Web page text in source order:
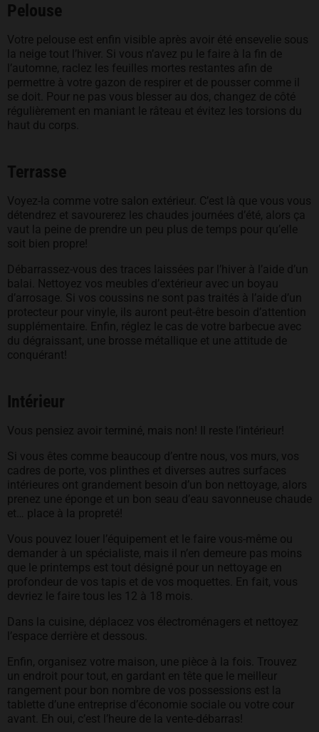
Pelouse
Votre pelouse est enfin visible après avoir été ensevelie sous
la neige tout l’hiver. Si vous n’avez pu le faire à la fin de
l’automne, raclez les feuilles mortes restantes afin de
permettre à votre gazon de respirer et de pousser comme il
se doit. Pour ne pas vous blesser au dos, changez de côté
régulièrement en maniant le râteau et évitez les torsions du
haut du corps.
Terrasse
Voyez-la comme votre salon extérieur. C’est là que vous vous
détendrez et savourerez les chaudes journées d’été, alors ça
vaut la peine de prendre un peu plus de temps pour qu’elle
soit bien propre!
Débarrassez-vous des traces laissées par l’hiver à l’aide d’un
balai. Nettoyez vos meubles d’extérieur avec un boyau
d’arrosage. Si vos coussins ne sont pas traités à l’aide d’un
protecteur pour vinyle, ils auront peut-être besoin d’attention
supplémentaire. Enfin, réglez le cas de votre barbecue avec
du dégraissant, une brosse métallique et une attitude de
conquérant!
Intérieur
Vous pensiez avoir terminé, mais non! Il reste l’intérieur!
Si vous êtes comme beaucoup d’entre nous, vos murs, vos
cadres de porte, vos plinthes et diverses autres surfaces
intérieures ont grandement besoin d’un bon nettoyage, alors
prenez une éponge et un bon seau d’eau savonneuse chaude
et… place à la propreté!
Vous pouvez louer l’équipement et le faire vous-même ou
demander à un spécialiste, mais il n’en demeure pas moins
que le printemps est tout désigné pour un nettoyage en
profondeur de vos tapis et de vos moquettes. En fait, vous
devriez le faire tous les 12 à 18 mois.
Dans la cuisine, déplacez vos électroménagers et nettoyez
l’espace derrière et dessous.
Enfin, organisez votre maison, une pièce à la fois. Trouvez
un endroit pour tout, en gardant en tête que le meilleur
rangement pour bon nombre de vos possessions est la
tablette d’une entreprise d’économie sociale ou votre cour
avant. Eh oui, c’est l’heure de la vente-débarras!